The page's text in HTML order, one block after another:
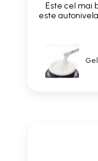
Este cel mai
este